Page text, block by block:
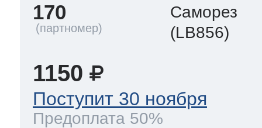
170
Саморез
(LB856)
1150
Поступит 30 ноября
Предоплата 50%